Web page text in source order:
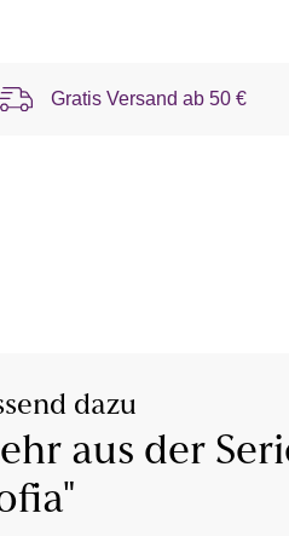
Gratis Versand ab 50 €
dazu
aus der